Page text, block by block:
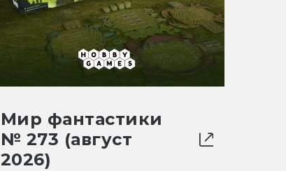
Мир фантастики
№ 273 (август
2026)